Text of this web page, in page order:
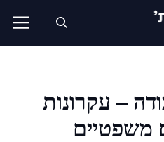
– עקרונות
משפטיים